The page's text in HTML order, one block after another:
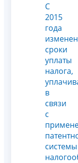
С
2015
года
сроки
уплаты
налога,
в
связи
с
системы